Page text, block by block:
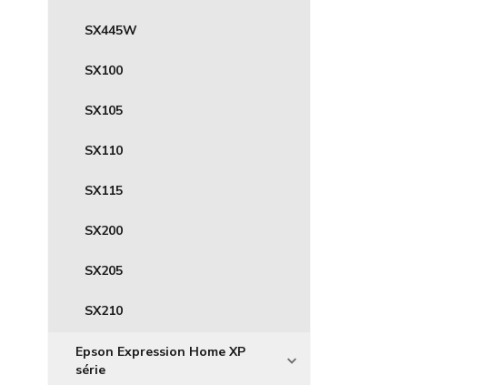
SX445W
SX100
SX105
SX110
SX115
SX200
SX205
SX210
Epson Expression Home XP
série